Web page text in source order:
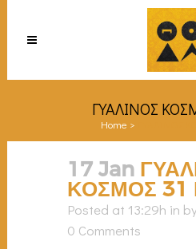
ΓΥΑΛΙΝΟΣ
Home >
17 Jan
ΚΟΣΜΟΣ 31
Posted at 13:29h in
0 Comments